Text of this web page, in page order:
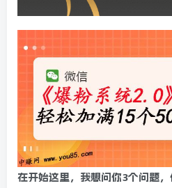
在开始这里，我想问你3个问题，